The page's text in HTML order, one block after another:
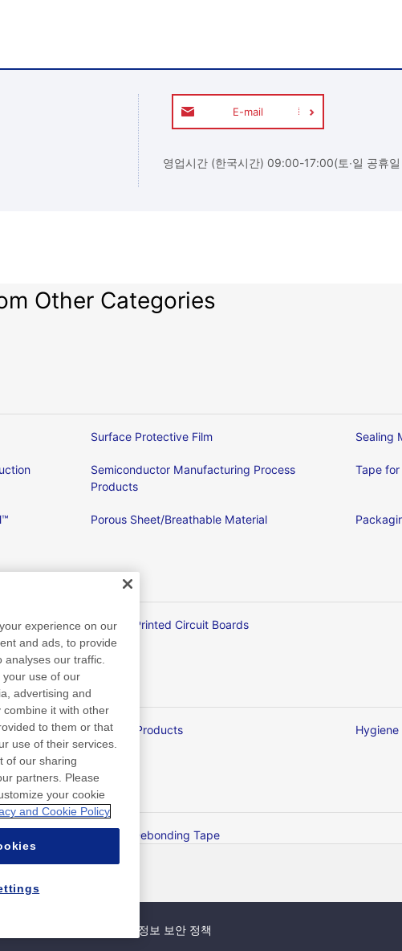
E-mail
영업시간 (한국시간) 09:00-17:00(토∙일 공휴
Other Categories
Surface Protective Film Sealing
Semiconductor Manufacturing Process
Products
Tape
Porous Sheet/Breathable Material
Flexible Printed Circuit Boards
Medical Products Hygiene
Electric Debonding Tape
기본적인 정보 보안 정책
experience on our
and ads, to provide
our traffic.
use of our
advertising and
it with other
to them or that
use of their services.
of our sharing
partners. Please
your cookie
and Cookie Policy